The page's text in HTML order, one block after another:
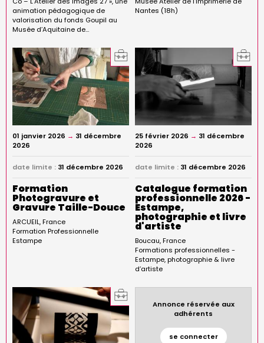
animation pédagogique de
valorisation du fonds Goupil au
Musée d’Aquitaine de…
Nantes (18h)
01 janvier 2026 → 31 décembre
2026
date limite : 31 décembre 2026
Formation
Photogravure et
Gravure Taille-Douce
ARCUEIL France
Formation Professionnelle
Estampe
25 février 2026 → 31 décembre
2026
date limite : 31 décembre 2026
Catalogue formation
professionnelle 2026 -
Estampe,
photographie et livre
d'artiste
Boucau France
Formations professionnelles -
Estampe, photographie & livre
d’artiste
Annonce réservée aux
adhérents
se connecter